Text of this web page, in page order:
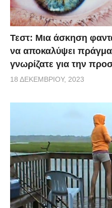
Τεστ: Μια άσκηση
να αποκαλύψει
γνωρίζατε για την
18 ΔΕΚΕΜΒΡΊΟΥ, 2023